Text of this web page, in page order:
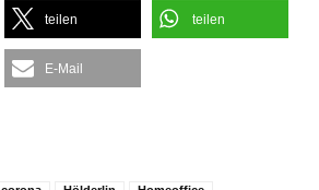
teilen teilen
E-Mail